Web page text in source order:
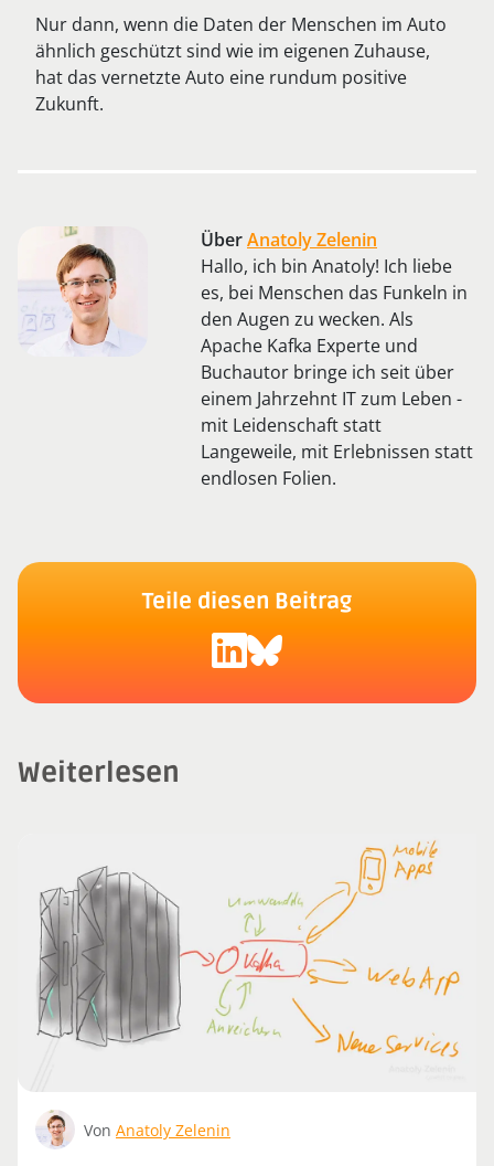
Nur dann, wenn die Daten der Menschen im Auto
ähnlich geschützt sind wie im eigenen Zuhause,
hat das vernetzte Auto eine rundum positive
Zukunft.
ÜberAnatoly Zelenin
Hallo, ich bin Anatoly! Ich liebe
es, bei Menschen das Funkeln in
den Augen zu wecken. Als
Apache Kafka Experte und
Buchautor bringe ich seit über
einem Jahrzehnt IT zum Leben -
mit Leidenschaft statt
Langeweile, mit Erlebnissen statt
endlosen Folien.
Teile diesen Beitrag
Weiterlesen
Von Anatoly Zelenin